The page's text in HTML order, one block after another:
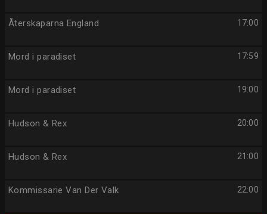
17:00
Återskaparna England
17:59
Mord i paradiset
19:00
Mord i paradiset
20:00
Hudson & Rex
21:00
Hudson & Rex
22:00
Kommissarie Van Der Valk